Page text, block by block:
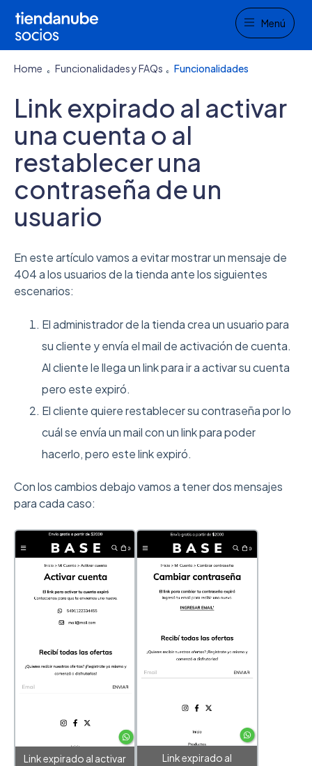
Menu
Menú
Home Funcionalidades y FAQs Funcionalidades
Link expirado al activar
una cuenta o al
restablecer una
contraseña de un
usuario
En este artículo vamos a evitar mostrar un mensaje de
404 a los usuarios de la tienda ante los siguientes
escenarios:
El administrador de la tienda crea un usuario para
su cliente y envía el mail de activación de cuenta.
Al cliente le llega un link para ir a activar su cuenta
pero este expiró.
El cliente quiere restablecer su contraseña por lo
cuál se envía un mail con un link para poder
hacerlo, pero este link expiró.
Con los cambios debajo vamos a tener dos mensajes
para cada caso:
Link expirado al activar
Link expirado al